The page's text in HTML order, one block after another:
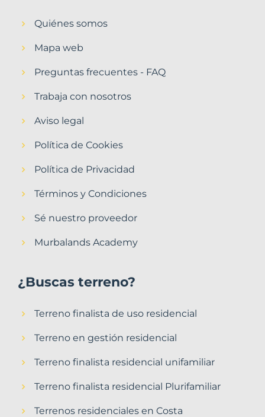
Quiénes somos
Mapa web
Preguntas frecuentes - FAQ
Trabaja con nosotros
Aviso legal
Política de Cookies
Política de Privacidad
Términos y Condiciones
Sé nuestro proveedor
Murbalands Academy
¿Buscas terreno?
Terreno finalista de uso residencial
Terreno en gestión residencial
Terreno finalista residencial unifamiliar
Terreno finalista residencial Plurifamiliar
Terrenos residenciales en Costa